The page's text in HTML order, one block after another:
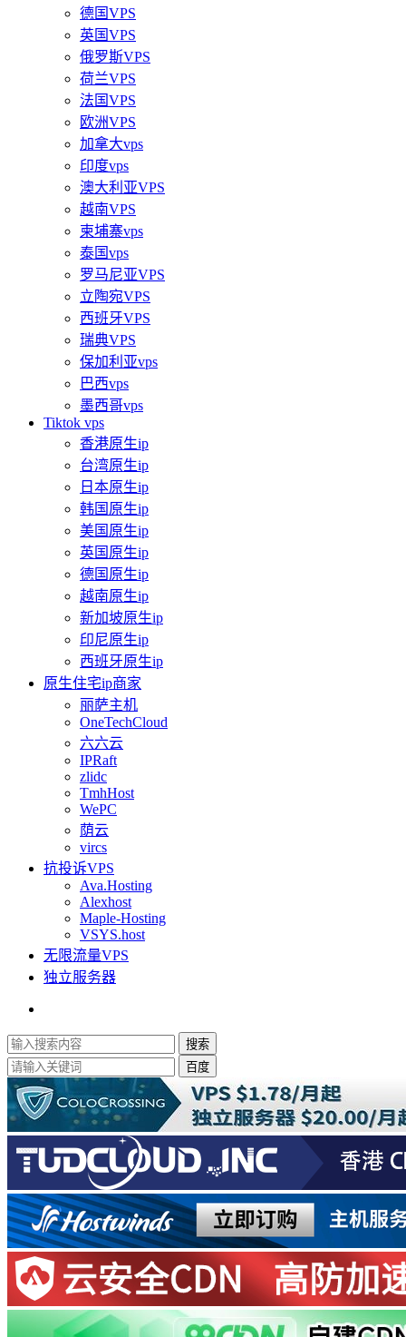
德国VPS
英国VPS
俄罗斯VPS
荷兰VPS
法国VPS
欧洲VPS
加拿大vps
印度vps
澳大利亚VPS
越南VPS
柬埔寨vps
泰国vps
罗马尼亚VPS
立陶宛VPS
西班牙VPS
瑞典VPS
保加利亚vps
巴西vps
墨西哥vps
Tiktok vps
香港原生ip
台湾原生ip
日本原生ip
韩国原生ip
美国原生ip
英国原生ip
德国原生ip
越南原生ip
新加坡原生ip
印尼原生ip
西班牙原生ip
原生住宅ip商家
丽萨主机
OneTechCloud
六六云
IPRaft
zlidc
TmhHost
WePC
荫云
vircs
抗投诉VPS
Ava.Hosting
Alexhost
Maple-Hosting
VSYS.host
无限流量VPS
独立服务器